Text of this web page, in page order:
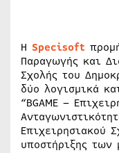
Η Specisoft
Παραγωγής και
Σχολής του
δύο λογισμικά
“BGAME –
Επιχειρησιακού
υποστήριξης